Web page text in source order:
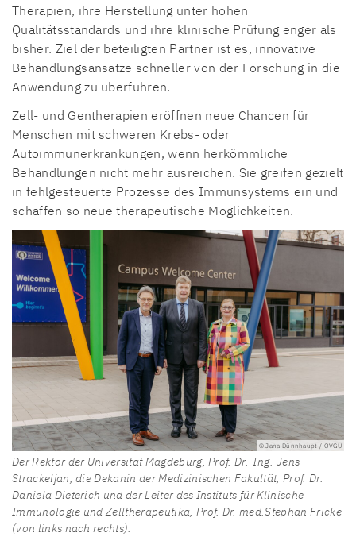
Therapien, ihre Herstellung unter hohen
Qualitätsstandards und ihre klinische Prüfung enger als
bisher. Ziel der beteiligten Partner ist es, innovative
Behandlungsansätze schneller von der Forschung in die
Anwendung zu überführen.
Zell- und Gentherapien eröffnen neue Chancen für
Menschen mit schweren Krebs- oder
Autoimmunerkrankungen, wenn herkömmliche
Behandlungen nicht mehr ausreichen. Sie greifen gezielt
in fehlgesteuerte Prozesse des Immunsystems ein und
schaffen so neue therapeutische Möglichkeiten.
© Jana Dünnhaupt / OVGU
Der Rektor der Universität Magdeburg, Prof. Dr.-Ing. Jens
Strackeljan, die Dekanin der Medizinischen Fakultät, Prof. Dr.
Daniela Dieterich und der Leiter des Instituts für Klinische
Immunologie und Zelltherapeutika, Prof. Dr. med.Stephan Fricke
(von links nach rechts).